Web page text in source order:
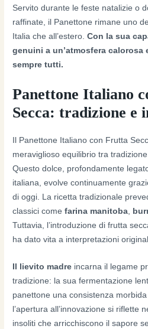
Servito durante le feste natalizie o
raffinate, il Panettone rimane uno
Italia che all’estero.Con la sua
genuini a un’atmosfera
sempre tutti.
Panettone Italiano
Secca: tradizione e
Il Panettone Italiano con Frutta
meraviglioso equilibrio tra
Questo dolce, profondamente
italiana, evolve continuamente
di oggi. La ricetta tradizionale
classici comefarina manitoba,
Tuttavia, l’introduzione di frutta
ha dato vita a interpretazioni
Il lievito madre incarna il legame
tradizione: la sua fermentazione
panettone una consistenza
l’apertura all’innovazione si riflette
insoliti che arricchiscono il sapore